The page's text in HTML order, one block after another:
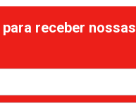
receber nossas